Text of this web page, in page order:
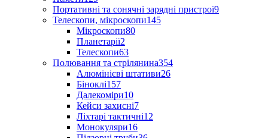
Портативні та сонячні зарядні пристрої9
Телескопи, мікроскопи145
Мікроскопи80
Планетарії2
Телескопи63
Полювання та стрілянина354
Алюмінієві штативи26
Біноклі157
Далекоміри10
Кейси захисні7
Ліхтарі тактичні12
Монокуляри16